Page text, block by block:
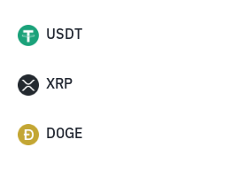
USDT
XRP
DOGE